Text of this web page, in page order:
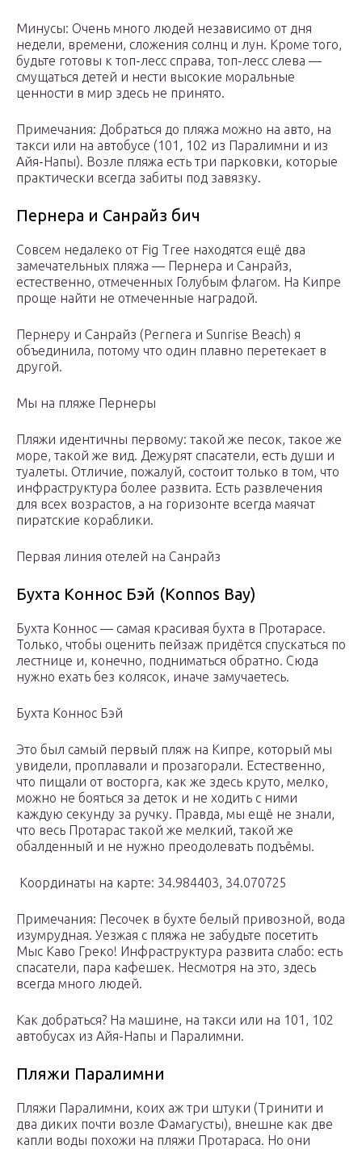
Минусы: Очень много людей независимо от дня
недели, времени, сложения солнц и лун. Кроме того,
будьте готовы к топ-лесс справа, топ-лесс слева —
смущаться детей и нести высокие моральные
ценности в мир здесь не принято.
Примечания: Добраться до пляжа можно на авто, на
такси или на автобусе (101, 102 из Паралимни и из
Айя-Напы). Возле пляжа есть три парковки, которые
практически всегда забиты под завязку.
Пернера и Санрайз бич
Совсем недалеко от Fig Tree находятся ещё два
замечательных пляжа — Пернера и Санрайз,
естественно, отмеченных Голубым флагом. На Кипре
проще найти не отмеченные наградой.
Пернеру и Санрайз (Pernera и Sunrise Beach) я
объединила, потому что один плавно перетекает в
другой.
Мы на пляже Пернеры
Пляжи идентичны первому: такой же песок, такое же
море, такой же вид. Дежурят спасатели, есть души и
туалеты. Отличие, пожалуй, состоит только в том, что
инфраструктура более развита. Есть развлечения
для всех возрастов, а на горизонте всегда маячат
пиратские кораблики.
Первая линия отелей на Санрайз
Бухта Коннос Бэй (Konnos Bay)
Бухта Коннос — самая красивая бухта в Протарасе.
Только, чтобы оценить пейзаж придётся спускаться по
лестнице и, конечно, подниматься обратно. Сюда
нужно ехать без колясок, иначе замучаетесь.
Бухта Коннос Бэй
Это был самый первый пляж на Кипре, который мы
увидели, проплавали и прозагорали. Естественно,
что пищали от восторга, как же здесь круто, мелко,
можно не бояться за деток и не ходить с ними
каждую секунду за ручку. Правда, мы ещё не знали,
что весь Протарас такой же мелкий, такой же
обалденный и не нужно преодолевать подъёмы.
Координаты на карте: 34.984403, 34.070725
Примечания: Песочек в бухте белый привозной, вода
изумрудная. Уезжая с пляжа не забудьте посетить
Мыс Каво Греко! Инфраструктура развита слабо: есть
спасатели, пара кафешек. Несмотря на это, здесь
всегда много людей.
Как добраться? На машине, на такси или на 101, 102
автобусах из Айя-Напы и Паралимни.
Пляжи Паралимни
Пляжи Паралимни, коих аж три штуки (Тринити и
два диких почти возле Фамагусты), внешне как две
капли воды похожи на пляжи Протараса. Но они